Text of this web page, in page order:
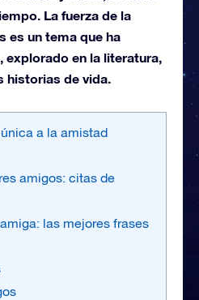
La fuerza de la
es un tema que ha
en la literatura,
historias de vida.
a la amistad
amigos: citas de
las mejores frases